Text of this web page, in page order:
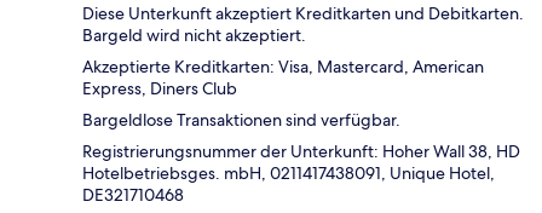
Diese Unterkunft akzeptiert Kreditkarten und Debitkarten.
Bargeld wird nicht akzeptiert.
Akzeptierte Kreditkarten: Visa, Mastercard, American
Express, Diners Club
Bargeldlose Transaktionen sind verfügbar.
Registrierungsnummer der Unterkunft: Hoher Wall 38, HD
Hotelbetriebsges. mbH, 0211417438091, Unique Hotel,
DE321710468